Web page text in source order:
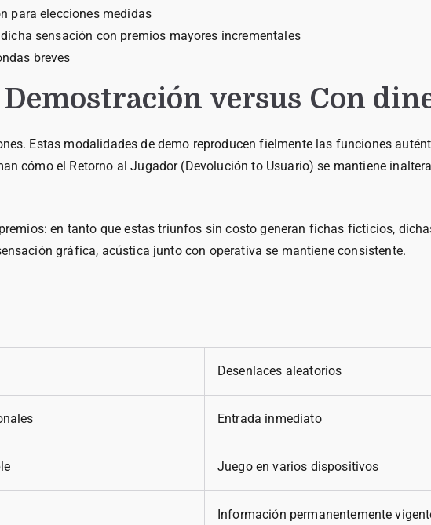
para elecciones medidas
sensación con premios mayores incrementales
breves
versus Con
Estas modalidades de demo reproducen fielmente las funciones
cómo el Retorno al Jugador (Devolución to Usuario) se mantiene
en tanto que estas triunfos sin costo generan fichas ficticios,
gráfica, acústica junto con operativa se mantiene consistente.
Desenlaces aleatorios
Entrada inmediato
Juego en varios dispositivos
Información permanentemente